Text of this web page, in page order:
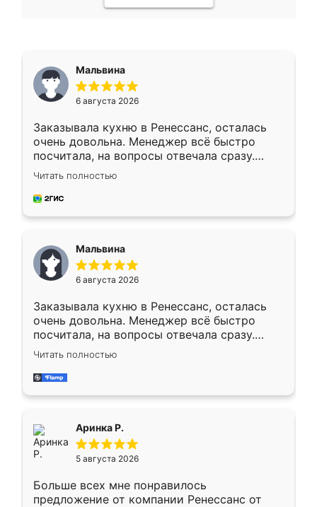
Мальвина
6 августа 2026
Заказывала кухню в Ренессанс, осталась
очень довольна. Менеджер всё быстро
посчитала, на вопросы отвечала сразу.
Замерщик приехал в субботу, подошёл к
делу со всей ответственностью. Собрали
за день, ребята работали аккуратно, даже
Читать полностью
Мальвина
6 августа 2026
Заказывала кухню в Ренессанс, осталась
очень довольна. Менеджер всё быстро
посчитала, на вопросы отвечала сразу.
Замерщик приехал в субботу, подошёл к
делу со всей ответственностью. Собрали
за день, ребята работали аккуратно, даже
Читать полностью
Аринка Р.
5 августа 2026
Больше всех мне понравилось
предложение от компании Ренессанс от